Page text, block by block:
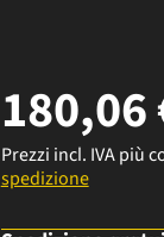
180,06
Prezzi incl. IVA più
spedizione